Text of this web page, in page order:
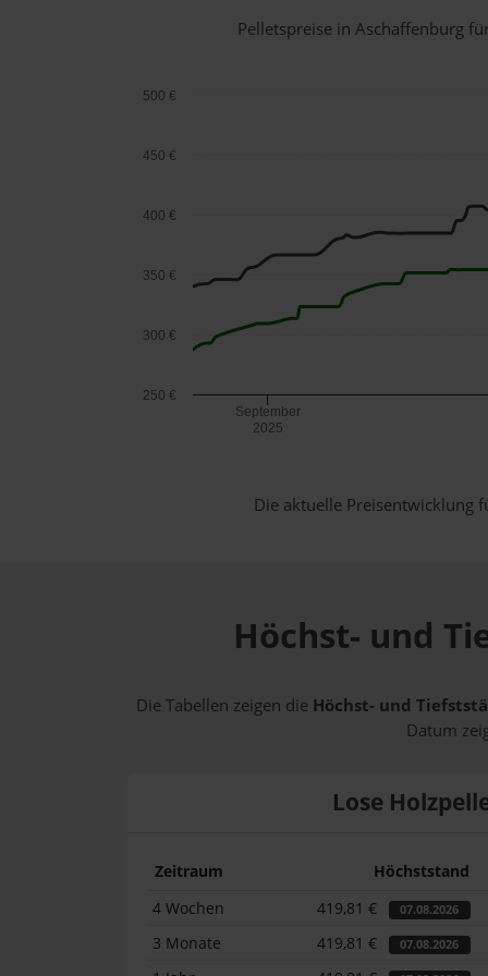
Pelletspreise in Aschaffenburg
September
2025
250 €
300 €
350 €
400 €
450 €
500 €
Die aktuelle Preisentwicklung
Höchst- und
Die Tabellen zeigen die Höchst- und
Datum
Lose
Zeitraum Höchststand
4 Wochen
419,81 € 07.08.2026
3 Monate 419,81 € 07.08.2026